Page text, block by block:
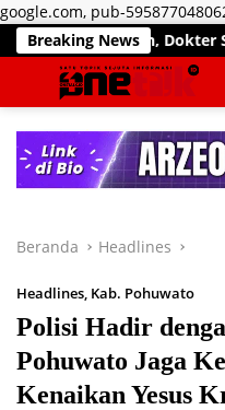
google.com, pub-
Breaking News
Dokter Spesialis Siap
Beranda Headlines
Headlines, Kab. Pohuwato
Polisi Hadir
Pohuwato Jaga
Kenaikan Yesus